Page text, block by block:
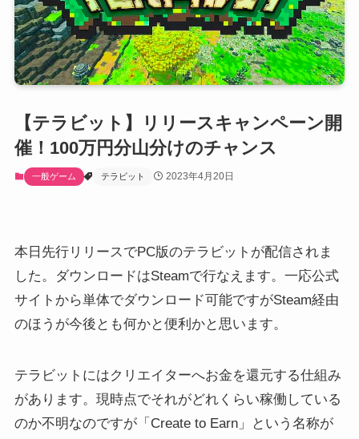
【テラビット】リリースキャンペーン開
催！100万円分山分けのチャンス
一般ゲーム テラビット 2023年4月20日
本日先行リリースでPC版のテラビットが配信されま
した。ダウンロードはSteamで行なえます。一応公式
サイトから単体でダウンロード可能ですがSteam経由
のほうが今後とも何かと便利かと思います。
テラビットにはクリエイターへお金を還元する仕組み
があります。現時点でそれがどれくらい稼働している
のか不明なのですが「Create to Earn」という名称が